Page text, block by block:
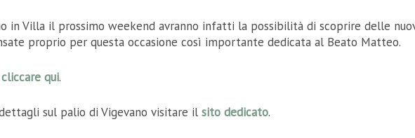
in Villa il prossimo weekend avranno infatti la possibilità di scoprire delle
proprio per questa occasione così importante dedicata al Beato Matteo.
cliccare qui.
sul palio di Vigevano visitare il sito dedicato.